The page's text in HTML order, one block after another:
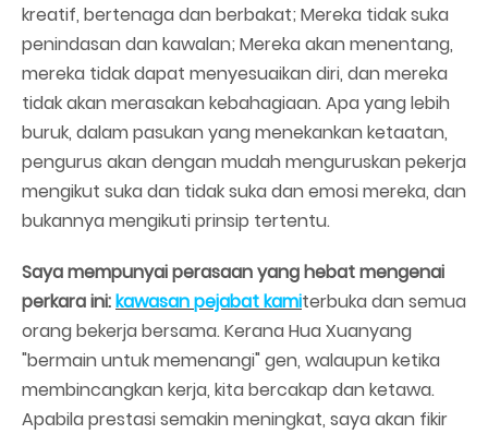
kreatif, bertenaga dan berbakat; Mereka tidak suka
penindasan dan kawalan; Mereka akan menentang,
mereka tidak dapat menyesuaikan diri, dan mereka
tidak akan merasakan kebahagiaan. Apa yang lebih
buruk, dalam pasukan yang menekankan ketaatan,
pengurus akan dengan mudah menguruskan pekerja
mengikut suka dan tidak suka dan emosi mereka, dan
bukannya mengikuti prinsip tertentu.
Saya mempunyai perasaan yang hebat mengenai
perkara ini:kawasan pejabat kamiterbuka dan semua
orang bekerja bersama. Kerana Hua Xuanyang
"bermain untuk memenangi" gen, walaupun ketika
membincangkan kerja, kita bercakap dan ketawa.
Apabila prestasi semakin meningkat, saya akan fikir